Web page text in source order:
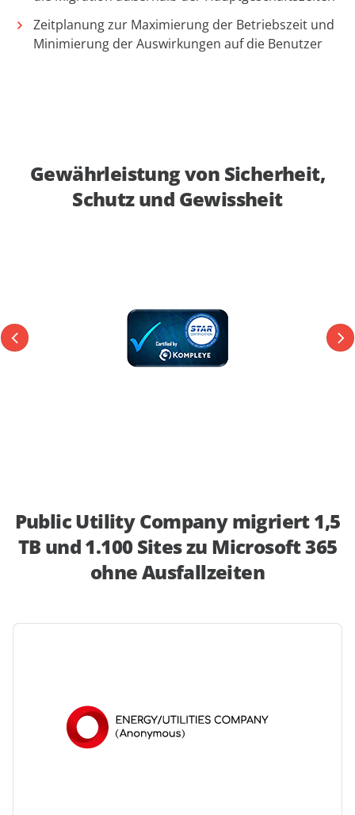
Zeitplanung zur Maximierung der Betriebszeit und
Minimierung der Auswirkungen auf die Benutzer
Gewährleistung von Sicherheit,
Schutz und Gewissheit
Public Utility Company migriert 1,5
TB und 1.100 Sites zu Microsoft 365
ohne Ausfallzeiten